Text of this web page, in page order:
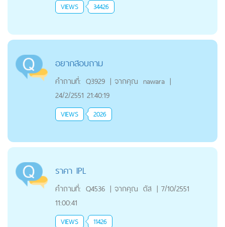
VIEWS 34426
อยากสอบถาม
คำถามที่: Q3929 | จากคุณ nawara |
24/2/2551 21:40:19
VIEWS 2026
ราคา IPL
คำถามที่: Q4536 | จากคุณ ตัส | 7/10/2551
11:00:41
VIEWS 11426